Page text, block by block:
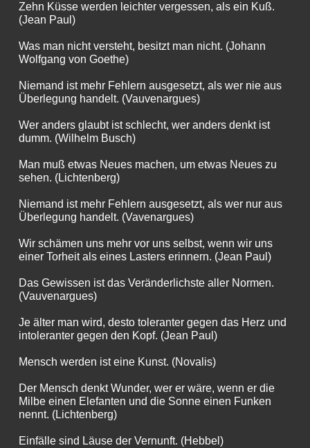
Zehn Küsse werden leichter vergessen, als ein Kuß.
(Jean Paul)
Was man nicht versteht, besitzt man nicht. (Johann
Wolfgang von Goethe)
Niemand ist mehr Fehlern ausgesetzt, als wer nie aus
Überlegung handelt. (Vauvenargues)
Wer anders glaubt ist schlecht, wer anders denkt ist
dumm. (Wilhelm Busch)
Man muß etwas Neues machen, um etwas Neues zu
sehen. (Lichtenberg)
Niemand ist mehr Fehlern ausgesetzt, als wer nur aus
Überlegung handelt. (Vavenargues)
Wir schämen uns mehr vor uns selbst, wenn wir uns
einer Torheit als eines Lasters erinnern. (Jean Paul)
Das Gewissen ist das Veränderlichste aller Normen.
(Vauvenargues)
Je älter man wird, desto toleranter gegen das Herz und
intoleranter gegen den Kopf. (Jean Paul)
Mensch werden ist eine Kunst. (Novalis)
Der Mensch denkt Wunder, wer er wäre, wenn er die
Milbe einen Elefanten und die Sonne einen Funken
nennt. (Lichtenberg)
Einfälle sind Läuse der Vernunft. (Hebbel)